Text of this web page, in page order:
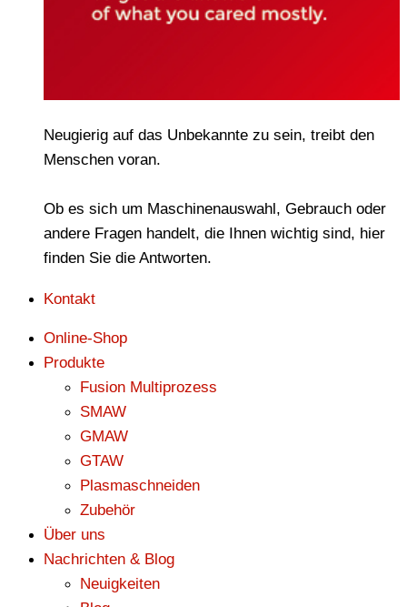
Neugierig auf das Unbekannte zu sein, treibt den
Menschen voran.
Ob es sich um Maschinenauswahl, Gebrauch oder
andere Fragen handelt, die Ihnen wichtig sind, hier
finden Sie die Antworten.
Kontakt
Online-Shop
Produkte
Fusion Multiprozess
SMAW
GMAW
GTAW
Plasmaschneiden
Zubehör
Über uns
Nachrichten & Blog
Neuigkeiten